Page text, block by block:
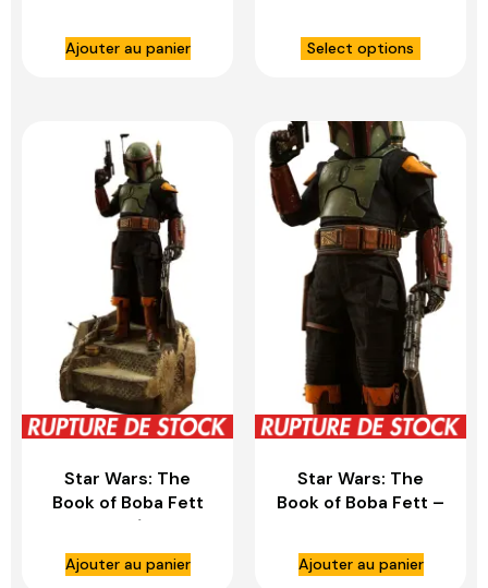
figurine 1/6 Human
Torch – HOT TOYS
Ajouter au panier
1000 (2.0) – HOT
TOYS
Select options
Star Wars: The
Book of Boba Fett
figurine 1/4 Boba
Fett (Deluxe
Version)- HOT
Ajouter au panier
Star Wars: The
Book of Boba Fett –
Figure – HOT TOYS
Ajouter au panier